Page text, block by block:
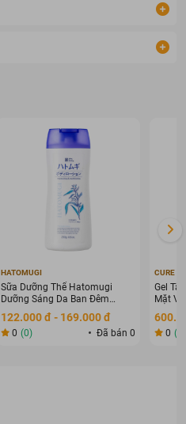
HATOMUGI
Sữa Dưỡng Thể Hatomugi
Dưỡng Sáng Da Ban Đêm
400ml
122.000 đ - 169.000 đ
0 (0) Đã bán 0
CURE
Gel
Mặt
0 (0)